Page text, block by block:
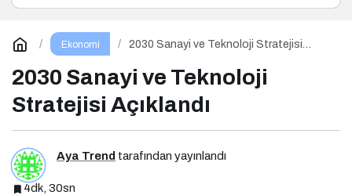
Ekonomi
2030 Sanayi ve Teknoloji Stratejisi
2030 Sanayi ve Teknoloji
Stratejisi Açıklandı
Aya Trend tarafından yayınlandı
4dk, 30sn